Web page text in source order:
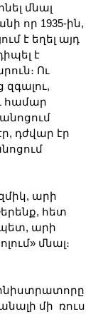
մնալ
որ 1935-ին,
է եղել այդ
է
Ու
զգալու,
համար
դժվար էր
արի
հետ
արի
մնալ։
մի  ռուս